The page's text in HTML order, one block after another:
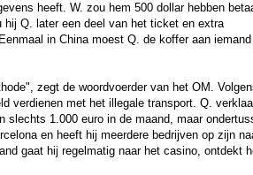
heeft. W. zou hem 500 dollar hebben
hij Q. later een deel van het ticket en extra
in China moest Q. de koffer aan iemand
zegt de woordvoerder van het OM.
verdienen met het illegale transport. Q.
slechts 1.000 euro in de maand, maar
en heeft hij meerdere bedrijven op zijn
gaat hij regelmatig naar het casino, ontdekt